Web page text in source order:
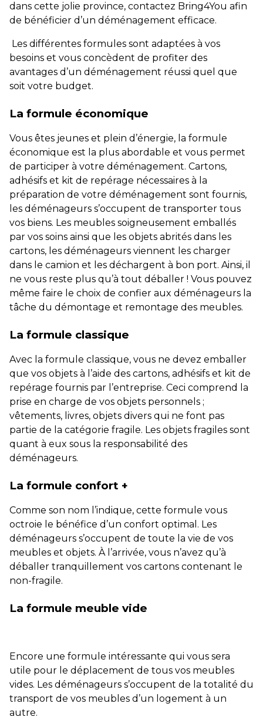
dans cette jolie province, contactez Bring4You afin
de bénéficier d’un déménagement efficace.
Les différentes formules sont adaptées à vos
besoins et vous concèdent de profiter des
avantages d’un déménagement réussi quel que
soit votre budget.
La formule économique
Vous êtes jeunes et plein d’énergie, la formule
économique est la plus abordable et vous permet
de participer à votre déménagement. Cartons,
adhésifs et kit de repérage nécessaires à la
préparation de votre déménagement sont fournis,
les déménageurs s’occupent de transporter tous
vos biens. Les meubles soigneusement emballés
par vos soins ainsi que les objets abrités dans les
cartons, les déménageurs viennent les charger
dans le camion et les déchargent à bon port. Ainsi, il
ne vous reste plus qu’à tout déballer ! Vous pouvez
même faire le choix de confier aux déménageurs la
tâche du démontage et remontage des meubles.
La formule classique
Avec la formule classique, vous ne devez emballer
que vos objets à l’aide des cartons, adhésifs et kit de
repérage fournis par l’entreprise. Ceci comprend la
prise en charge de vos objets personnels ;
vêtements, livres, objets divers qui ne font pas
partie de la catégorie fragile. Les objets fragiles sont
quant à eux sous la responsabilité des
déménageurs.
La formule confort +
Comme son nom l’indique, cette formule vous
octroie le bénéfice d’un confort optimal. Les
déménageurs s’occupent de toute la vie de vos
meubles et objets. À l’arrivée, vous n’avez qu’à
déballer tranquillement vos cartons contenant le
non-fragile.
La formule meuble vide
Encore une formule intéressante qui vous sera
utile pour le déplacement de tous vos meubles
vides. Les déménageurs s’occupent de la totalité du
transport de vos meubles d’un logement à un
autre.